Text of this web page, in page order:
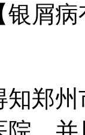
屑
郑